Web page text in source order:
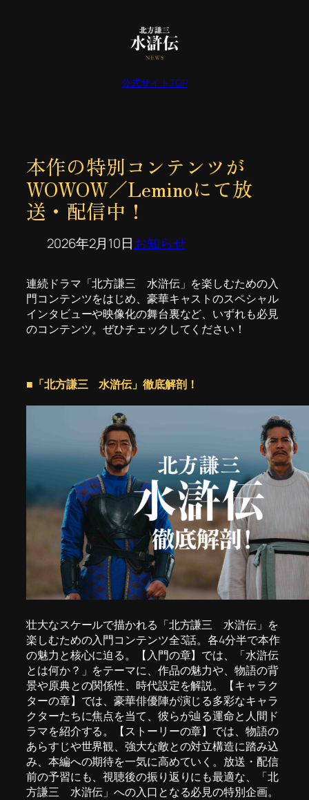
公式サイトTOP
本作の特別コンテンツが
WOWOW／Leminoにて放
送・配信中！
2026年2月10日お知らせ
連続ドラマ「北方謙三 水滸伝」を楽しむための入
門コンテンツをはじめ、豪華キャストのスペシャル
インタビューや映像化の舞台裏など、いずれも必見
のコンテンツ。ぜひチェックしてください！
■ 「北方謙三 水滸伝」徹底解剖！
壮大なスケールで描かれる「北方謙三 水滸伝」を
楽しむための入門コンテンツ全3話。各4分半で本作
の魅力と核心に迫る。【入門の章】では、「水滸伝
とは何か？」をテーマに、作品の魅力や、物語の背
景や原典との関係性、時代設定を解説。【キャラク
ターの章】では、豪華俳優陣が演じる多彩なキャラ
クターたちに焦点を当て、彼らが辿る運命と人間ド
ラマを紹介する。【ストーリーの章】では、物語の
あらすじや世界観、強大な敵との対立構造に踏み込
み、本編への期待を一気に高めていく。放送・配信
前の予習にも、視聴後の振り返りにも最適な、「北
方謙三 水滸伝」への入口となる必見の特別企画。